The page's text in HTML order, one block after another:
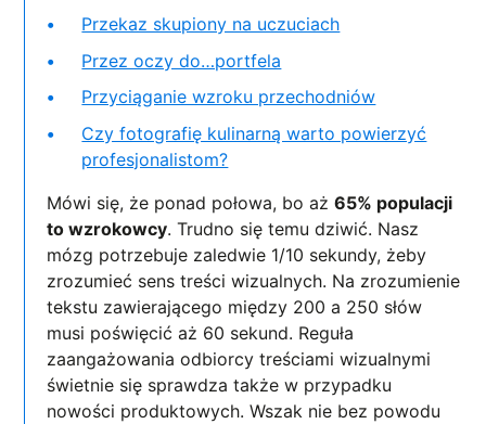
Przekaz skupiony na uczuciach
Przez oczy do…portfela
Przyciąganie wzroku przechodniów
Czy fotografię kulinarną warto powierzyć
profesjonalistom?
Mówi się, że ponad połowa, bo aż65% populacji
to wzrokowcy. Trudno się temu dziwić. Nasz
mózg potrzebuje zaledwie 1/10 sekundy, żeby
zrozumieć sens treści wizualnych. Na zrozumienie
tekstu zawierającego między 200 a 250 słów
musi poświęcić aż 60 sekund. Reguła
zaangażowania odbiorcy treściami wizualnymi
świetnie się sprawdza także w przypadku
nowości produktowych. Wszak nie bez powodu